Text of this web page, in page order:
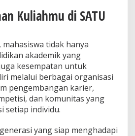
Kuliahmu di SATU
mahasiswa tidak hanya
akademik yang
kesempatan untuk
melalui berbagai organisasi
pengembangan karier,
dan komunitas yang
setiap individu.
yang siap menghadapi